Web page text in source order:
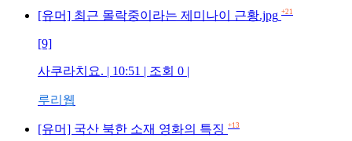
[유머] 최근 몰락중이라는 제미나이 근황.jpg +21
[9]
사쿠라치요. | 10:51 | 조회 0 |
루리웹
[유머] 국산 북한 소재 영화의 특징 +13